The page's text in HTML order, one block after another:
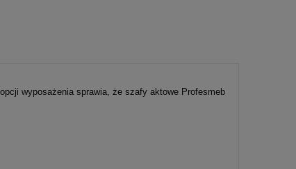
wyposażenia sprawia, że szafy aktowe Profesmeb